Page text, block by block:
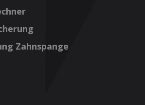
Zahnspange